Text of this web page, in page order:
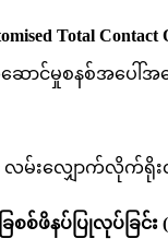
Total Contact
မှုစနစ်အပေါ်အခ
းလျှောက်လိုက်ရိုးလ
ြုလုပ်ခြင်း